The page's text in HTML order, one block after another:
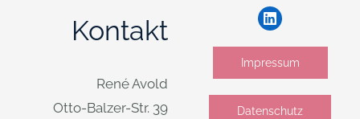
Kontakt
René Avold
Otto-Balzer-Str. 39
Impressum
Datenschutz